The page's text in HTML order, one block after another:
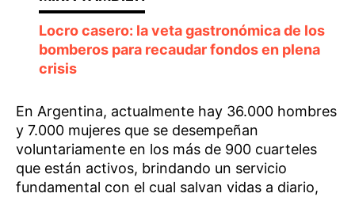
Locro casero: la veta gastronómica de los
bomberos para recaudar fondos en plena
crisis
En Argentina, actualmente hay 36.000 hombres
y 7.000 mujeres que se desempeñan
voluntariamente en los más de 900 cuarteles
que están activos, brindando un servicio
fundamental con el cual salvan vidas a diario,